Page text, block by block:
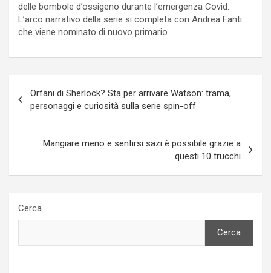
delle bombole d’ossigeno durante l’emergenza Covid.
L’arco narrativo della serie si completa con Andrea Fanti
che viene nominato di nuovo primario.
articoli
Orfani di Sherlock? Sta per arrivare Watson: trama,
personaggi e curiosità sulla serie spin-off
Mangiare meno e sentirsi sazi è possibile grazie a
questi 10 trucchi
Cerca
Cerca